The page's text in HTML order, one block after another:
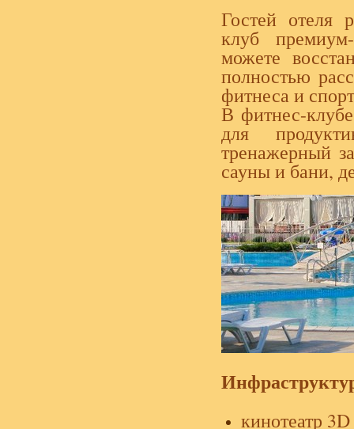
Гостей отеля
клуб
можете
полностью
фитнеса и
В фитнес-
для
тренажерный
сауны и бани,
кинотеатр